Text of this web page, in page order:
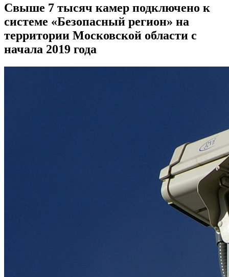
Свыше 7 тысяч камер подключено к
системе «Безопасный регион» на
территории Московской области с
начала 2019 года